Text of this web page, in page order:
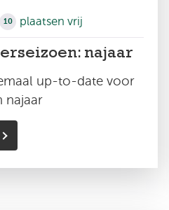
10 plaatsen vrij
najaar
up-to-date voor
najaar